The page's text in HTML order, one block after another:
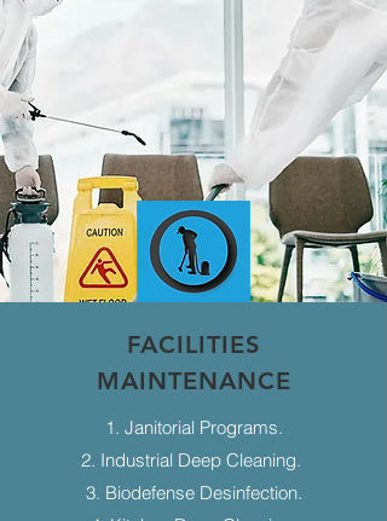
FACILITIES
MAINTENANCE
1. Janitorial Programs.
2. Industrial Deep Cleaning.
3. Biodefense Desinfection.